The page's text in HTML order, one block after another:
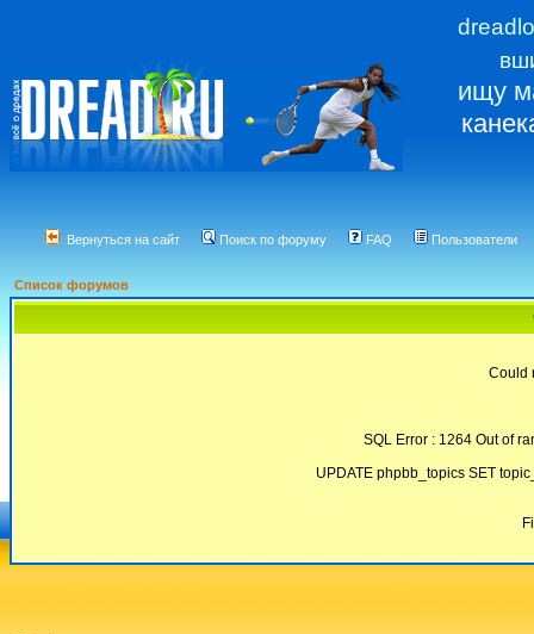
ищу
Вернуться на сайт Поиск по форуму FAQ Пользователи
Список форумов
Could
SQL Error : 1264 Out of
UPDATE phpbb_topics SET